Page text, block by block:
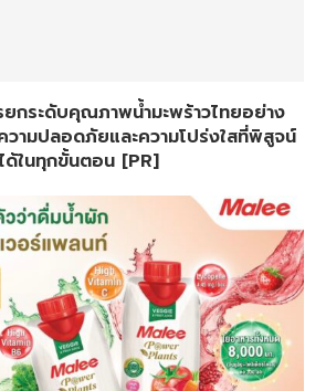
กระดับคุณภาพน้ำมะพร้าวไทยอย่าง
ามปลอดภัยและความโปร่งใสที่พิสูจน์
ด้ในทุกขั้นตอน [PR]